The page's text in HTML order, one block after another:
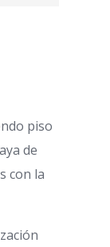
piso
de
con la